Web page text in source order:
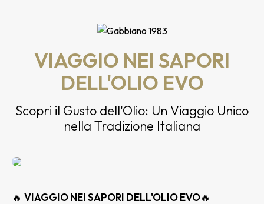
VIAGGIO NEI SAPORI
DELL'OLIO EVO​
Scopri il Gusto dell'Olio: Un Viaggio Unico
nella Tradizione Italiana
🔥 VIAGGIO NEI SAPORI DELL'OLIO EVO🔥